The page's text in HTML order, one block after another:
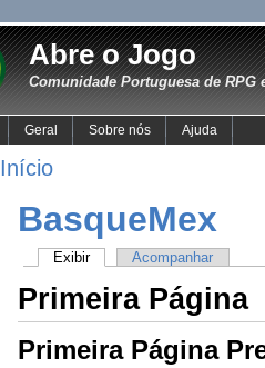
Abre o Jogo
Comunidade Portuguesa de RPG
Geral Sobre nós Ajuda
Início
BasqueMex
Exibir Acompanhar
Primeira Página
Primeira Página